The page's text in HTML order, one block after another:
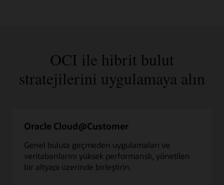
OCI ile hibrit bulut
stratejilerini uygulamaya alın
Oracle Cloud@Customer
Genel buluta geçmeden uygulamaları ve
veritabanlarını yüksek performanslı, yönetilen
bir altyapı üzerinde birleştirin.